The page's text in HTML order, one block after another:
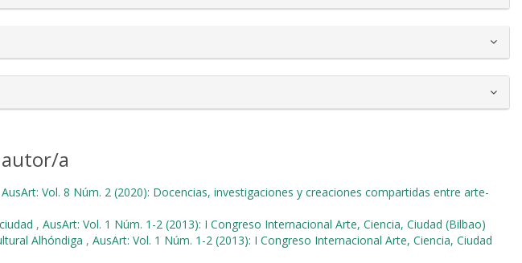
a
AusArt: Vol. 8 Núm. 2 (2020): Docencias, investigaciones y creaciones compartidas entre arte-
, AusArt: Vol. 1 Núm. 1-2 (2013): I Congreso Internacional Arte, Ciencia, Ciudad (Bilbao)
Alhóndiga , AusArt: Vol. 1 Núm. 1-2 (2013): I Congreso Internacional Arte, Ciencia, Ciudad